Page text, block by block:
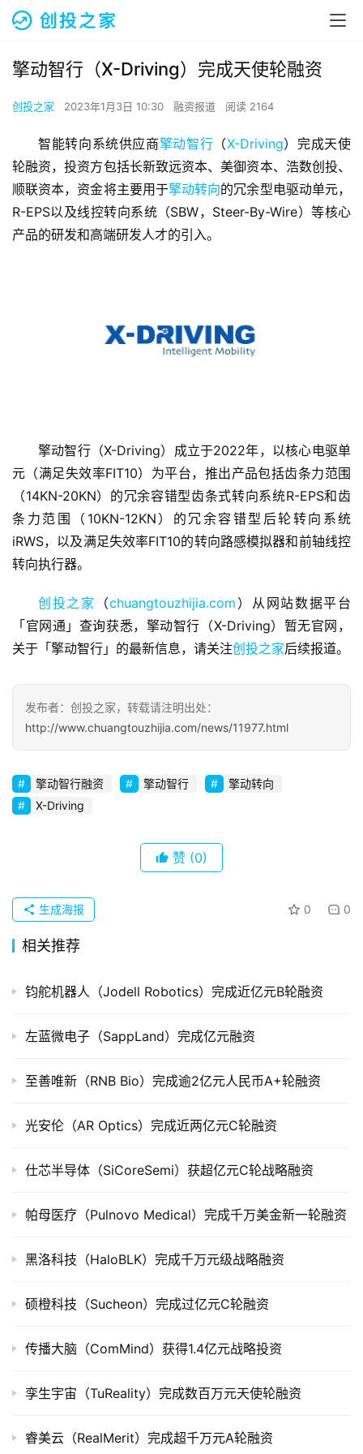
首
页
融
资
商
观
察
初
企
业
布
并
重
司
创
投
据
创
学
投稿
擎动智行（X-Driving）完成天使轮融资
创投之家 2023年1月3日 10:30 融资报道 阅读 2164
智能转向系统供应商擎动智行 （X-Driving）完成天使
轮融资，投资方包括长新致远资本、美御资本、浩数创投、
顺联资本，资金将主要用于擎动转向的冗余型电驱动单元，
R-EPS以及线控转向系统（SBW，Steer-By-Wire）等核心
产品的研发和高端研发人才的引入。
擎动智行（X-Driving）成立于2022年，以核心电驱单
元（满足失效率FIT10）为平台，推出产品包括齿条力范围
（14KN-20KN）的冗余容错型齿条式转向系统R-EPS和齿
条力范围（10KN-12KN）的冗余容错型后轮转向系统
iRWS，以及满足失效率FIT10的转向路感模拟器和前轴线控
转向执行器。
创投之家 （chuangtouzhijia.com ）从网站数据平台
「官网通」查询获悉，擎动智行（X-Driving）暂无官网，
关于「擎动智行」的最新信息，请关注创投之家后续报道。
发布者：创投之家，转载请注明出处：
http://www.chuangtouzhijia.com/news/11977.html
擎动智行融资 擎动智行
擎动转向
X-Driving
赞 (0)
0 0
生成海报
相关推荐
钧舵机器人（Jodell Robotics）完成近亿元B轮融资
左蓝微电子（SappLand）完成亿元融资
至善唯新（RNB Bio）完成逾2亿元人民币A+轮融资
光安伦（AR Optics）完成近两亿元C轮融资
仕芯半导体（SiCoreSemi）获超亿元C轮战略融资
帕母医疗（Pulnovo Medical）完成千万美金新一轮融资
黑洛科技（HaloBLK）完成千万元级战略融资
硕橙科技（Sucheon）完成过亿元C轮融资
传播大脑（ComMind）获得1.4亿元战略投资
孪生宇宙（TuReality）完成数百万元天使轮融资
睿美云（RealMerit）完成超千万元A轮融资